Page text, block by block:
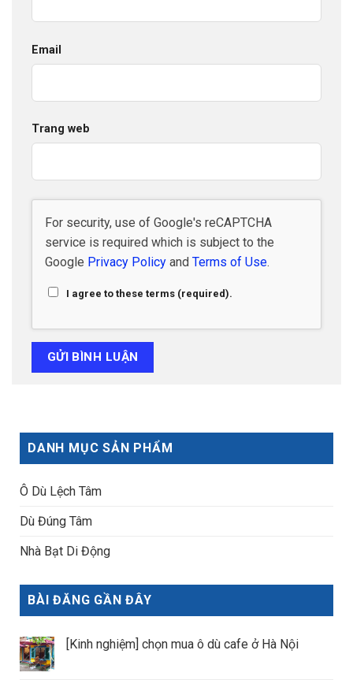
Email
Trang web
For security, use of Google's reCAPTCHA
service is required which is subject to the
Google Privacy Policy and Terms of Use.
I agree to these terms (required).
DANH MỤC SẢN PHẨM
Ô Dù Lệch Tâm
Dù Đúng Tâm
Nhà Bạt Di Động
BÀI ĐĂNG GẦN ĐÂY
[Kinh nghiệm] chọn mua ô dù cafe ở Hà Nội